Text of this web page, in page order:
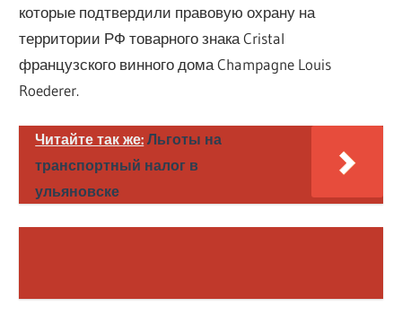
которые подтвердили правовую охрану на
территории РФ товарного знака Cristal
французского винного дома Champagne Louis
Roederer.
Читайте так же: Льготы на
транспортный налог в
ульяновске